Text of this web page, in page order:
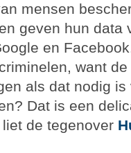
mensen
geven hun data
en
want
als dat nodig
Dat is een
de tegenover